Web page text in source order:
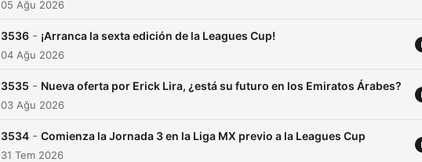
05 Ağu 2026
3536 - ¡Arranca la sexta edición de la Leagues Cup!
04 Ağu 2026
3535 - Nueva oferta por Erick Lira, ¿está su futuro en los Emiratos Árabes?
03 Ağu 2026
3534 - Comienza la Jornada 3 en la Liga MX previo a la Leagues Cup
31 Tem 2026